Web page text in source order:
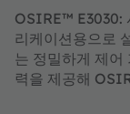
OSIRE™ E3030:
리케이션용으로
는 정밀하게 제어
력을 제공해